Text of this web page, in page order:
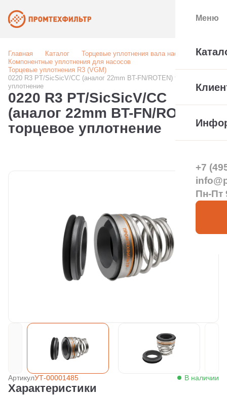
Главная Каталог
Торцевые уплотнения вала насоса
Компонентные уплотнения для насосов
Торцевые уплотнения R3 (VGM)
0220 R3 PT/SicSicV/CC (аналог 22mm BT-FN/ROTEN) торцевое
уплотнение
0220 R3 PT/SicSicV/CC
(аналог 22mm BT-FN/ROTEN)
торцевое уплотнение
АртикулУТ-00001485 В наличии
Характеристики
Меню
+7
Пн-Пт